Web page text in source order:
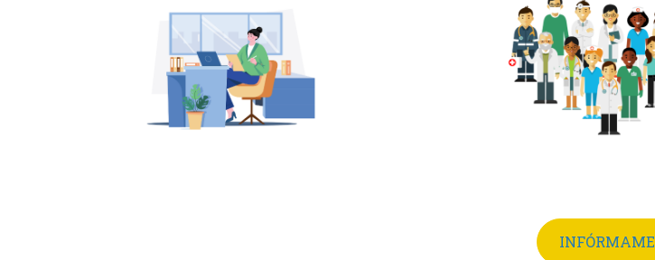
INFÓRMAME